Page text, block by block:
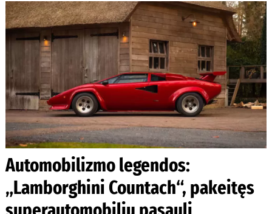
Automobilizmo legendos:
„Lamborghini Countach“, pakeitęs